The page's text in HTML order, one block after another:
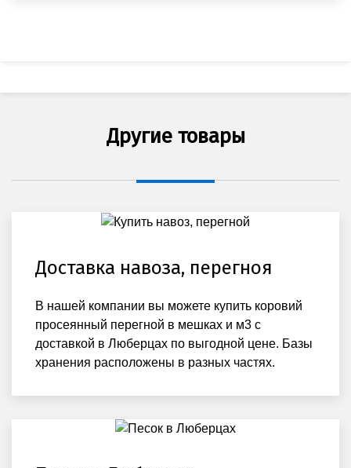
Другие товары
Доставка навоза, перегноя
В нашей компании вы можете купить коровий
просеянный перегной в мешках и м3 с
доставкой в Люберцах по выгодной цене. Базы
хранения расположены в разных частях.